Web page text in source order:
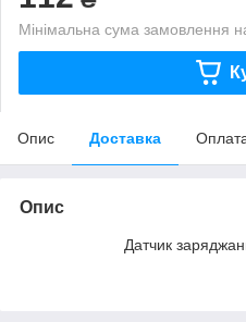
Мінімальна сума замовлення
Опис Доставка
Опис
Датчик